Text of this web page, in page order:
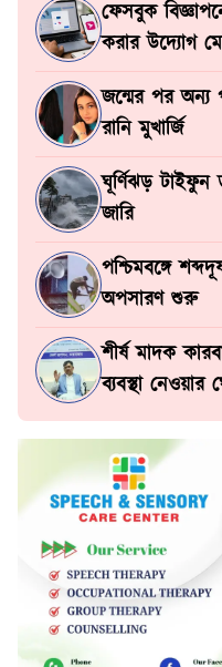
ফেসবুক
করার উদ্যোগ
জন্মের পর অন্য
রানি মুখার্জি
ঘূর্ণিঝড় টাইফুন
জারি
পশ্চিমবঙ্গে
অপসারণ শুরু
শীর্ষ মাদক
ব্যবস্থা নেওয়ার